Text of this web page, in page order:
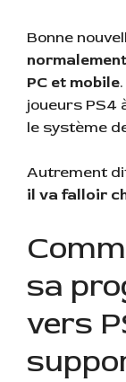
Bonne
PC et mobile
joueurs PS4
le système
Autrement
il va falloir
sa
vers